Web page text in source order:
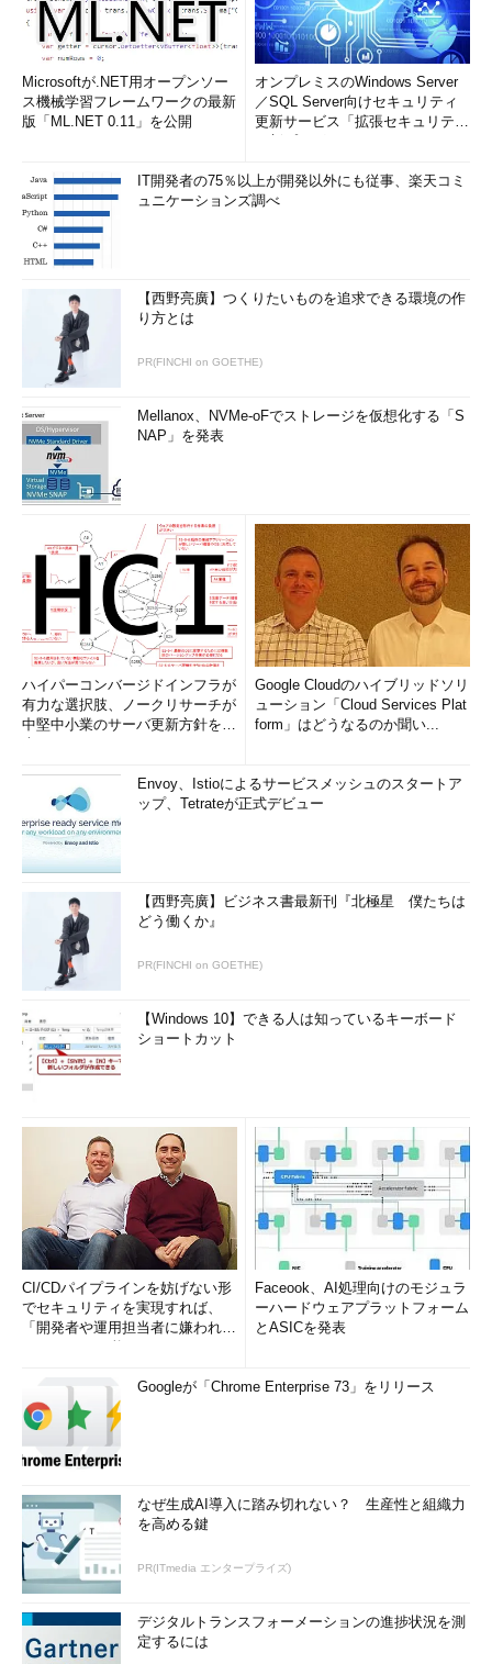
Microsoftが.NET用オープンソー
ス機械学習フレームワークの最新
版「ML.NET 0.11」を公開
オンプレミスのWindows Server
／SQL Server向けセキュリティ
更新サービス「拡張セキュリティ
IT開発者の75％以上が開発以外にも従事、楽天コミ
ュニケーションズ調べ
【西野亮廣】つくりたいものを追求できる環境の作
り方とは
PR(FINCHI on GOETHE)
Mellanox、NVMe-oFでストレージを仮想化する「S
NAP」を発表
ハイパーコンバージドインフラが
有力な選択肢、ノークリサーチが
中堅中小業のサーバ更新方針を調
Google Cloudのハイブリッドソリ
ューション「Cloud Services Plat
form」はどうなるのか聞い...
Envoy、Istioによるサービスメッシュのスタートア
ップ、Tetrateが正式デビュー
【西野亮廣】ビジネス書最新刊『北極星 僕たちは
どう働くか』
PR(FINCHI on GOETHE)
【Windows 10】できる人は知っているキーボード
ショートカット
CI/CDパイプラインを妨げない形
でセキュリティを実現すれば、
「開発者や運用担当者に嫌われな
Faceook、AI処理向けのモジュラ
ーハードウェアプラットフォーム
とASICを発表
Googleが「Chrome Enterprise 73」をリリース
なぜ生成AI導入に踏み切れない？ 生産性と組織力
を高める鍵
PR(ITmedia エンタープライズ)
デジタルトランスフォーメーションの進捗状況を測
定するには